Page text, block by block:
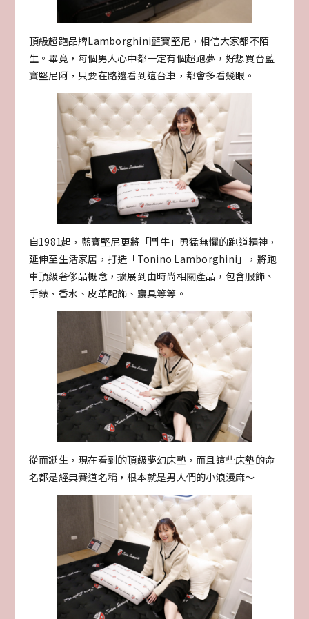
頂級超跑品牌Lamborghini藍寶堅尼，相信大家都不陌
生。畢竟，每個男人心中都一定有個超跑夢，好想買台藍
寶堅尼阿，只要在路邊看到這台車，都會多看幾眼。
自1981起，藍寶堅尼更將「鬥牛」勇猛無懼的跑道精神，
延伸至生活家居，打造「Tonino Lamborghini」，將跑
車頂級奢侈品概念，擴展到由時尚相關產品，包含服飾、
手錶、香水、皮革配飾、寢具等等。
從而誕生，現在看到的頂級夢幻床墊，而且這些床墊的命
名都是經典賽道名稱，根本就是男人們的小浪漫麻～